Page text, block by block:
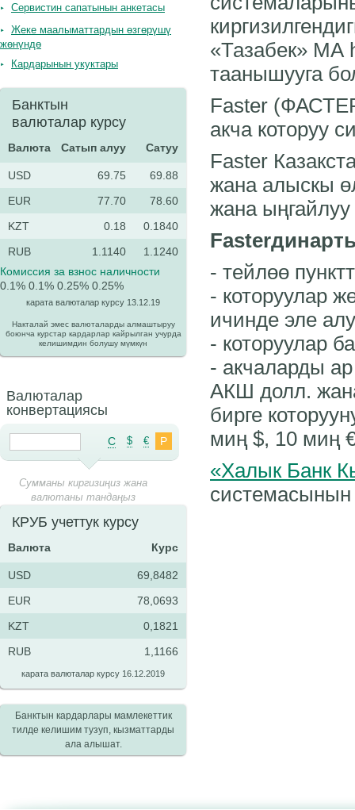
«Тазабек» МА
таанышууга
Faster
акча которуу
Faster
жана алыскы
жана ыңгайлуу
Fasterдин
- тейлөө
- которуулар
ичинде эле
- которуулар
- акчаларды
АКШ долл.
бирге
миң $, 10 миң
«Халык Банк
системасынын
Сервистин сапатынын анкетасы
Жеке маалыматтардын өзгөрүшү
жөнүндө
Кардарынын укуктары
Банктын
валюталар курсу
Валюта Cатып алуу Сатуу
USD 69.75
69.88
EUR
77.70
78.60
KZT
0.18
0.1840
RUB
1.1140
1.1240
Комиссия за взнос наличности
0.1% 0.1% 0.25% 0.25%
карата валюталар курсу 13.12.19
Накталай эмес валюталарды алмаштыруу
боюнча курстар кардарлар кайрылган учурда
келишимдин болушу мүмкүн
Валюталар
конвертациясы
C $ € Р
Сумманы киргизиңиз жана
валютаны тандаңыз
КРУБ учеттук курсу
Валюта Курс
USD
69,8482
EUR
78,0693
KZT
0,1821
RUB
1,1166
карата валюталар курсу 16.12.2019
Банктын кардарлары мамлекеттик
тилде келишим тузуп, кызматтарды
ала алышат.